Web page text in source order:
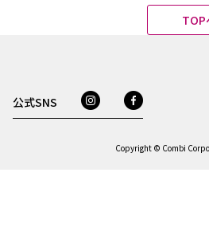
TOP
公式SNS
Copyright © Combi